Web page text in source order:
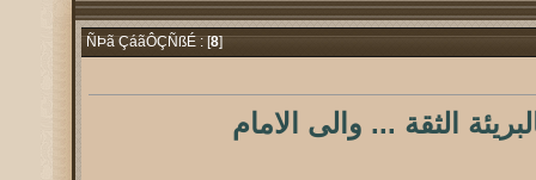
ÑÞã ÇáãÔÇÑßÉ : [
8]
الثقة ... والى الامام